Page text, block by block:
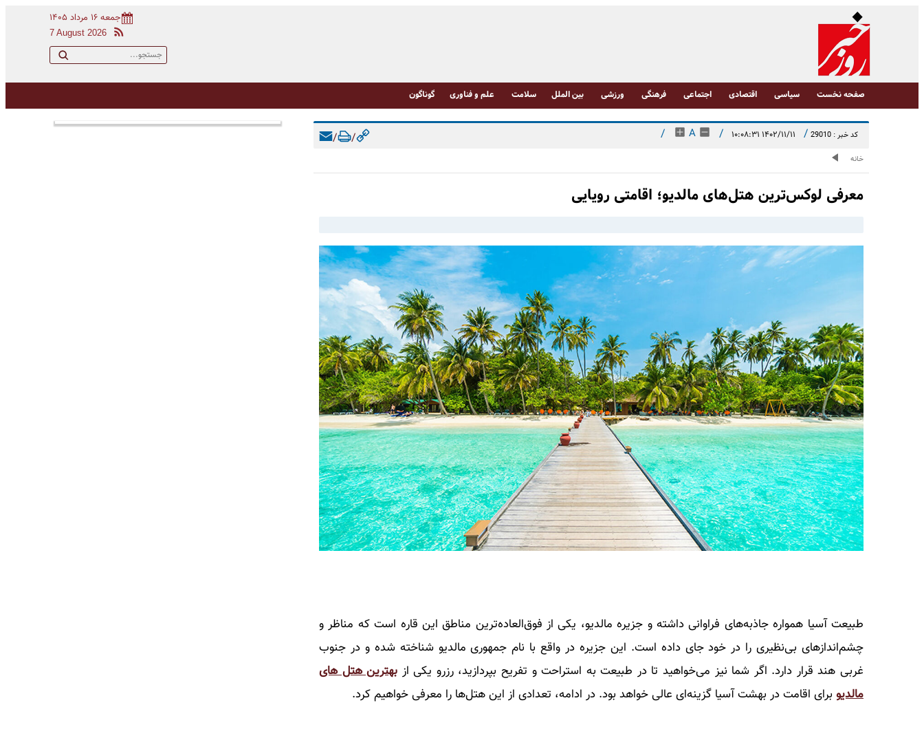
جمعه ۱۶ مرداد ۱۴۰۵
7 August 2026
صفحه نخست سیاسی اقتصادی اجتماعی فرهنگی ورزشی بین الملل سلامت علم و فناوری گوناگون
کد خبر : 29010 / ۱۴۰۲/۱۱/۱۱ ۱۰:۰۸:۳۱ /
A
/
/
/
خانه
معرفی لوکس‌ترین هتل‌های مالدیو؛ اقامتی رویایی
طبیعت آسیا همواره جاذبه‌های فراوانی داشته و جزیره مالدیو، یکی از فوق‌العاده‌ترین مناطق این قاره است که مناظر و
چشم‌اندازهای بی‌نظیری را در خود جای داده است. این جزیره در واقع با نام جمهوری مالدیو شناخته شده و در جنوب
غربی هند قرار دارد. اگر شما نیز می‌خواهید تا در طبیعت به استراحت و تفریح بپردازید، رزرو یکی از بهترین هتل های
مالدیو برای اقامت در بهشت آسیا گزینه‌ای عالی خواهد بود. در ادامه، تعدادی از این هتل‌ها را معرفی خواهیم کرد.